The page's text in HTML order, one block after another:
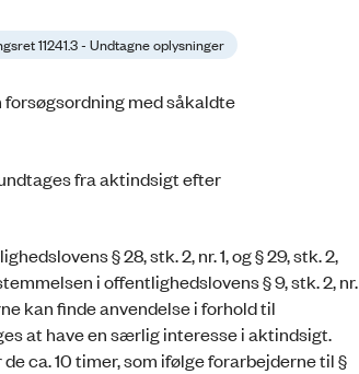
11241.3 - Undtagne oplysninger
med såkaldte
fra aktindsigt efter
§ 28, stk. 2, nr. 1, og § 29, stk. 2,
i offentlighedslovens § 9, stk. 2, nr.
kan finde anvendelse i forhold til
at have en særlig interesse i aktindsigt.
ca. 10 timer, som ifølge forarbejderne til §